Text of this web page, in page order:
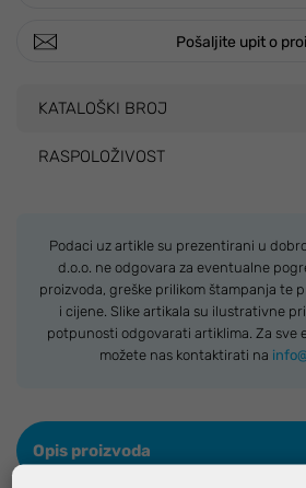
Pošaljite upit o
KATALOŠKI BROJ
RASPOLOŽIVOST
Podaci uz artikle su prezentirani u
d.o.o. ne odgovara za eventualne
proizvoda, greške prilikom štampanja te
i cijene. Slike artikala su ilustrativne
potpunosti odgovarati artiklima. Za sve
možete nas kontaktirati na
Opis proizvoda